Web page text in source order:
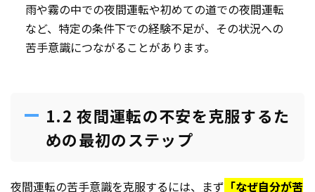
雨や霧の中での夜間運転や初めての道での夜間運転
など、特定の条件下での経験不足が、その状況への
苦手意識につながることがあります。
1.2 夜間運転の不安を克服するた
めの最初のステップ
夜間運転の苦手意識を克服するには、まず 「なぜ自分が苦